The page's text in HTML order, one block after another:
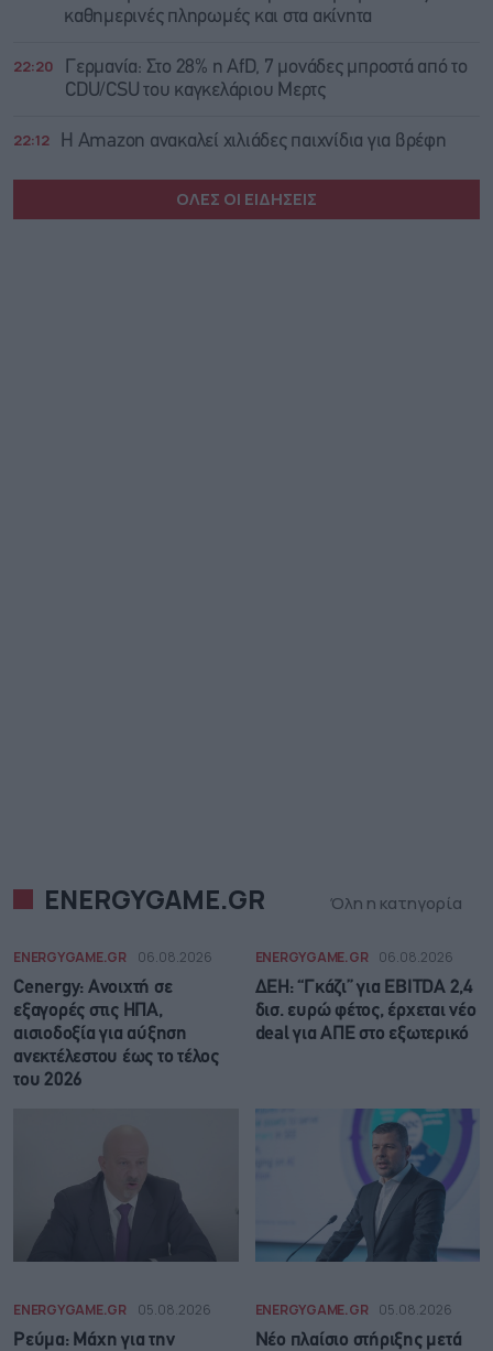
καθημερινές πληρωμές και στα ακίνητα
22:20
Γερμανία: Στο 28% η AfD, 7 μονάδες μπροστά από το
CDU/CSU του καγκελάριου Μερτς
22:12 Η Amazon ανακαλεί χιλιάδες παιχνίδια για βρέφη
ΟΛΕΣ ΟΙ ΕΙΔΗΣΕΙΣ
ENERGYGAME.GR Όλη η κατηγορία
ENERGYGAME.GR 06.08.2026
Cenergy: Ανοιχτή σε
εξαγορές στις ΗΠΑ,
αισιοδοξία για αύξηση
ανεκτέλεστου έως το τέλος
του 2026
ENERGYGAME.GR 06.08.2026
ΔΕΗ: “Γκάζι” για EBITDA 2,4
δισ. ευρώ φέτος, έρχεται νέο
deal για ΑΠΕ στο εξωτερικό
ENERGYGAME.GR 05.08.2026
Ρεύμα: Μάχη για την
ENERGYGAME.GR 05.08.2026
Νέο πλαίσιο στήριξης μετά